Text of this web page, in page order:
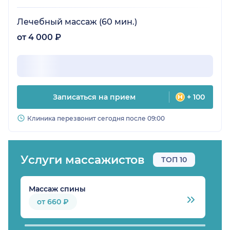
Лечебный массаж (60 мин.)
от 4 000 ₽
Записаться на прием + 100
Клиника перезвонит сегодня после 09:00
Услуги массажистов ТОП 10
Массаж спины
от 660 ₽